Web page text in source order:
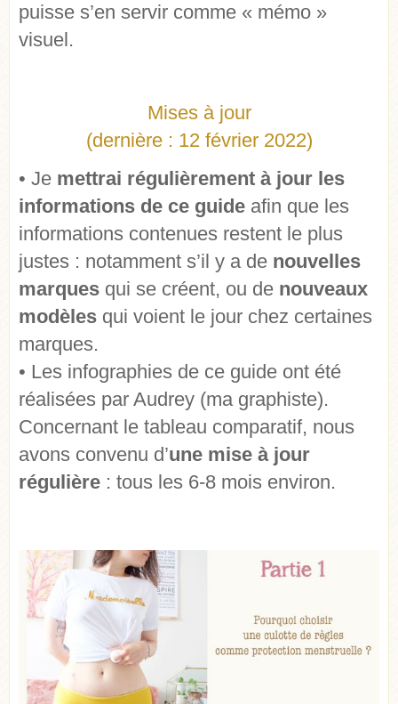
puisse s’en servir comme « mémo »
visuel.
Mises à jour
(dernière : 12 février 2022)
• Je mettrai régulièrement à jour les
informations de ce guide afin que les
informations contenues restent le plus
justes : notamment s’il y a de nouvelles
marques qui se créent, ou de nouveaux
modèles qui voient le jour chez certaines
marques.
• Les infographies de ce guide ont été
réalisées par Audrey (ma graphiste).
Concernant le tableau comparatif, nous
avons convenu d’une mise à jour
régulière : tous les 6-8 mois environ.